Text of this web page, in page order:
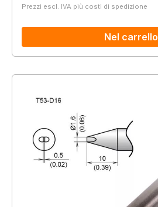
Prezzi escl. IVA più costi di spedizione
Nel carrello